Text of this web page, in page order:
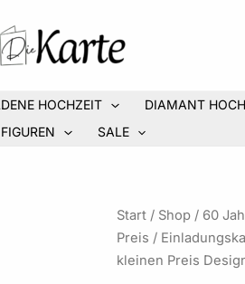
HOCHZEIT DIAMANT
SALE
Start / Shop / 60
Preis /
kleinen Preis
Einladungskarte
"Ringe"
für